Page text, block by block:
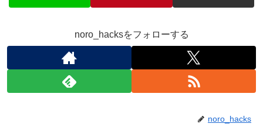
noro_hacksをフォローする
noro_hacks